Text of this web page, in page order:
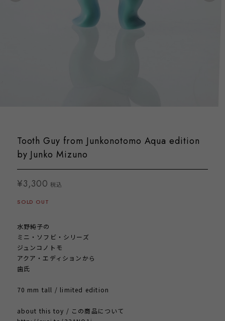
Tooth Guy from Junkonotomo Aqua edition
by Junko Mizuno
¥3,300 税込
SOLD OUT
水野純子の
ミニ・ソフビ・シリーズ
ジュンコノトモ
アクア・エディションから
歯氏
70 mm tall / limited edition
about this toy / この商品について